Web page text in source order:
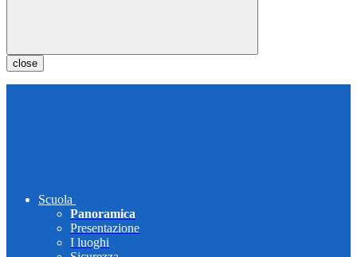
close
Scuola
Panoramica
Presentazione
I luoghi